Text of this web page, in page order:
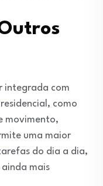
integrada com
como
movimento,
uma maior
do dia a dia,
mais